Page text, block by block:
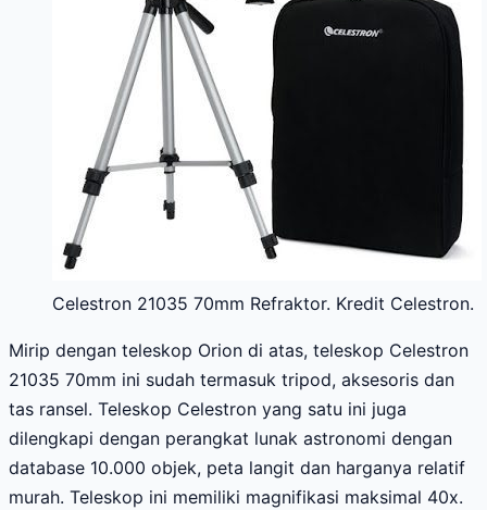
Celestron 21035 70mm Refraktor. Kredit Celestron.
Mirip dengan teleskop Orion di atas, teleskop Celestron
21035 70mm ini sudah termasuk tripod, aksesoris dan
tas ransel. Teleskop Celestron yang satu ini juga
dilengkapi dengan perangkat lunak astronomi dengan
database 10.000 objek, peta langit dan harganya relatif
murah. Teleskop ini memiliki magnifikasi maksimal 40x.